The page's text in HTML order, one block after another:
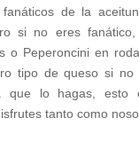
de la
si no eres fanático,
o Peperoncini en
tipo de queso si no
que lo hagas, esto
tanto como